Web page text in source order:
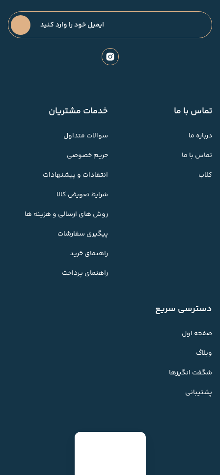
تماس با ما
درباره ما
تماس با ما
کلاب
خدمات مشتریان
سوالات متداول
حریم خصوصی
انتقادات و پیشنهادات
شرایط تعویض کالا
روش های ارسالی و هزینه ها
پیگیری سفارشات
راهنمای خرید
راهنمای پرداخت
دسترسی سریع
صفحه اول
وبلاگ
شگفت انگیزها
پشتیبانی